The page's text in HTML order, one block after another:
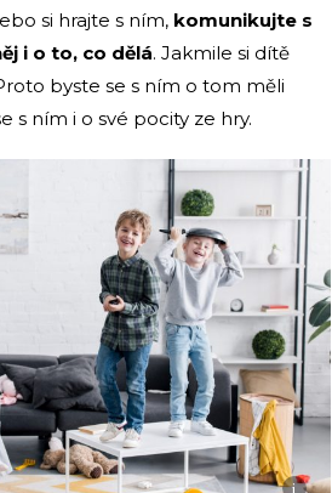
si hrajte s ním, komunikujte s
i o to, co dělá. Jakmile si dítě
byste se s ním o tom měli
s ním i o své pocity ze hry.
i